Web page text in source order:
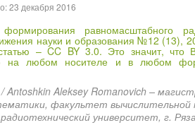
23 декабря 2016
равномасштабного
науки и образования №12 (13),
– CC BY 3.0. Это значит, что
на любом носителе и в любом
Aleksey Romanovich –
факультет вычислительной
университет, г.